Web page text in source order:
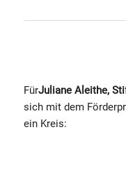
FürJuliane Aleithe,
sich mit dem
ein Kreis: